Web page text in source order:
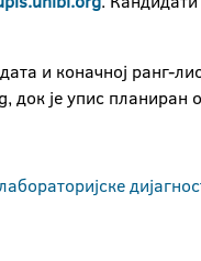
и коначној ранг-
је упис планиран